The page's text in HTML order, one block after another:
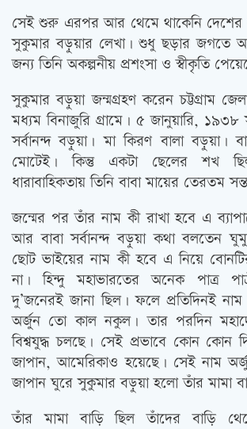
সেই শুরু এরপর আর থেমে থাকেনি দেশের
সুকুমার বড়ুয়ার লেখা। শুধু ছড়ার জগতে
জন্য তিনি অকল্পনীয় প্রশংসা ও স্বীকৃতি
সুকুমার বড়ুয়া জন্মগ্রহণ করেন চট্টগ্রাম
মধ্যম বিনাজুরি গ্রামে। ৫ জানুয়ারি, ১৯৩৮
সর্বানন্দ বড়ুয়া। মা কিরণ বালা বড়ুয়া।
মোটেই। কিন্তু একটা ছেলের শখ
ধারাবাহিকতায় তিনি বাবা মায়ের তেরতম
জন্মের পর তাঁর নাম কী রাখা হবে এ
আর বাবা সর্বানন্দ বড়ুয়া কথা বলতেন
ছোট ভাইয়ের নাম কী হবে এ নিয়ে
না। হিন্দু মহাভারতের অনেক পাত্র
দু’জনেরই জানা ছিল। ফলে প্রতিদিনই
অর্জুন তো কাল নকুল। তার পরদিন
বিশ্বযুদ্ধ চলছে। সেই প্রভাবে কোন কোন
জাপান, আমেরিকাও হয়েছে। সেই নাম
জাপান ঘুরে সুকুমার বড়ুয়া হলো তাঁর মামা
তাঁর মামা বাড়ি ছিল তাঁদের বাড়ি